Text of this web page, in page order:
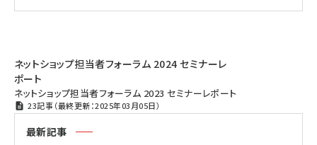
ネットショップ担当者フォーラム 2024 セミナーレ
ポート
ネットショップ担当者フォーラム 2023 セミナーレポート
23記事（最終更新：2025年03月05日）
最新記事